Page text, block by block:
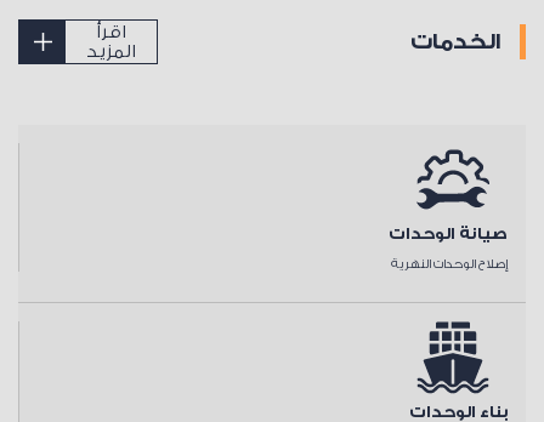
الخدمات
اقرأ
المزيد
صيانة الوحدات
إصلاح الوحدات النهرية
بناء الوحدات